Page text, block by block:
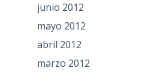
junio 2012
mayo 2012
abril 2012
marzo 2012